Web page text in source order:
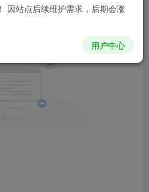
因站点后续维护需求，后期会涨
用户中心